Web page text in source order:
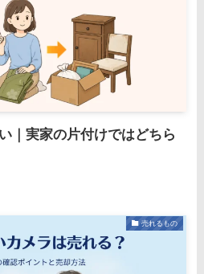
｜実家の片付けではどちら
売れるもの